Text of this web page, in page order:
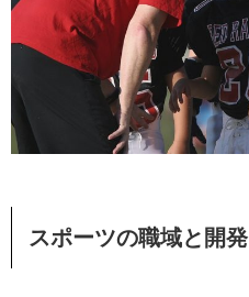
スポーツの職域と開発